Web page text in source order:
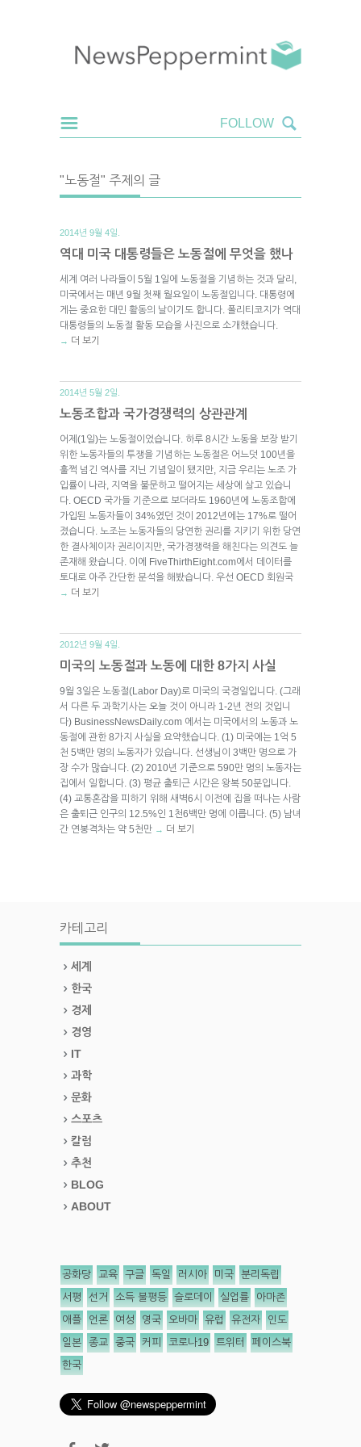
"노동절" 주제의 글
2014년 9월 4일.
역대 미국 대통령들은 노동절에 무엇을 했나
세계 여러 나라들이 5월 1일에 노동절을 기념하는 것과 달리,
미국에서는 매년 9월 첫째 월요일이 노동절입니다. 대통령에
게는 중요한 대민 활동의 날이기도 합니다. 폴리티코지가 역대
대통령들의 노동절 활동 모습을 사진으로 소개했습니다.
→ 더 보기
2014년 5월 2일.
노동조합과 국가경쟁력의 상관관계
어제(1일)는 노동절이었습니다. 하루 8시간 노동을 보장 받기
위한 노동자들의 투쟁을 기념하는 노동절은 어느덧 100년을
훌쩍 넘긴 역사를 지닌 기념일이 됐지만, 지금 우리는 노조 가
입률이 나라, 지역을 불문하고 떨어지는 세상에 살고 있습니
다. OECD 국가들 기준으로 보더라도 1960년에 노동조합에
가입된 노동자들이 34%였던 것이 2012년에는 17%로 떨어
졌습니다. 노조는 노동자들의 당연한 권리를 지키기 위한 당연
한 결사체이자 권리이지만, 국가경쟁력을 해친다는 의견도 늘
존재해 왔습니다. 이에 FiveThirthEight.com에서 데이터를
토대로 아주 간단한 분석을 해봤습니다. 우선 OECD 회원국
→ 더 보기
2012년 9월 4일.
미국의 노동절과 노동에 대한 8가지 사실
9월 3일은 노동절(Labor Day)로 미국의 국경일입니다. (그래
서 다른 두 과학기사는 오늘 것이 아니라 1-2년 전의 것입니
다) BusinessNewsDaily.com 에서는 미국에서의 노동과 노
동절에 관한 8가지 사실을 요약했습니다. (1) 미국에는 1억 5
천 5백만 명의 노동자가 있습니다. 선생님이 3백만 명으로 가
장 수가 많습니다. (2) 2010년 기준으로 590만 명의 노동자는
집에서 일합니다. (3) 평균 출퇴근 시간은 왕복 50분입니다.
(4) 교통혼잡을 피하기 위해 새벽6시 이전에 집을 떠나는 사람
은 출퇴근 인구의 12.5%인 1천6백만 명에 이릅니다. (5) 남녀
간 연봉격차는 약 5천만 → 더 보기
카테고리
세계
한국
경제
경영
IT
과학
문화
스포츠
칼럼
추천
BLOG
ABOUT
공화당 교육 구글 독일 러시아 미국 분리독립
서평 선거 소득 불평등 슬로데이 실업률 아마존
애플 언론 여성 영국 오바마 유럽 유전자 인도
일본 종교 중국 커피 코로나19 트위터 페이스북
한국